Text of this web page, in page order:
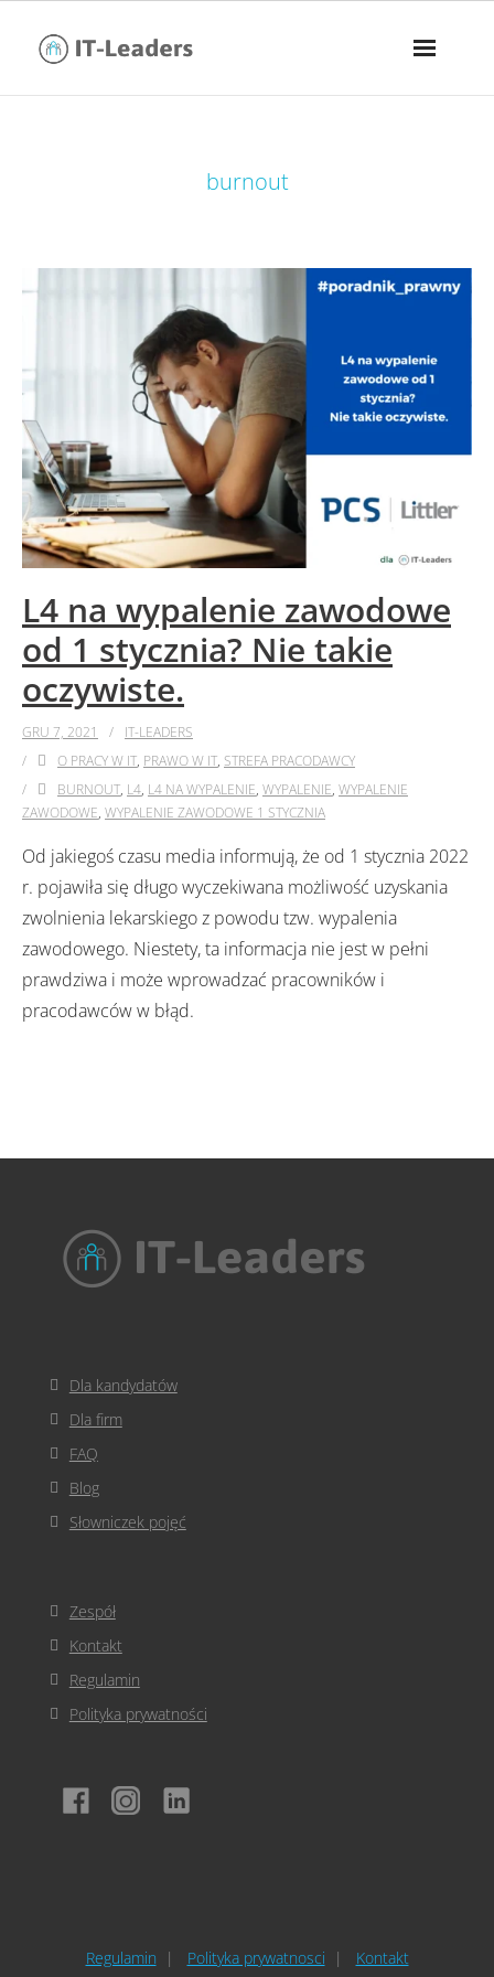
burnout
L4 na wypalenie zawodowe
od 1 stycznia? Nie takie
oczywiste.
GRU 7, 2021
IT-LEADERS
O PRACY W IT, PRAWO W IT, STREFA PRACODAWCY
BURNOUT, L4, L4 NA WYPALENIE, WYPALENIE, WYPALENIE
ZAWODOWE, WYPALENIE ZAWODOWE 1 STYCZNIA
Od jakiegoś czasu media informują, że od 1 stycznia 2022
r. pojawiła się długo wyczekiwana możliwość uzyskania
zwolnienia lekarskiego z powodu tzw. wypalenia
zawodowego. Niestety, ta informacja nie jest w pełni
prawdziwa i może wprowadzać pracowników i
pracodawców w błąd.
Dla kandydatów
Dla firm
FAQ
Blog
Słowniczek pojęć
Zespół
Kontakt
Regulamin
Polityka prywatności
Regulamin Polityka prywatnosci Kontakt